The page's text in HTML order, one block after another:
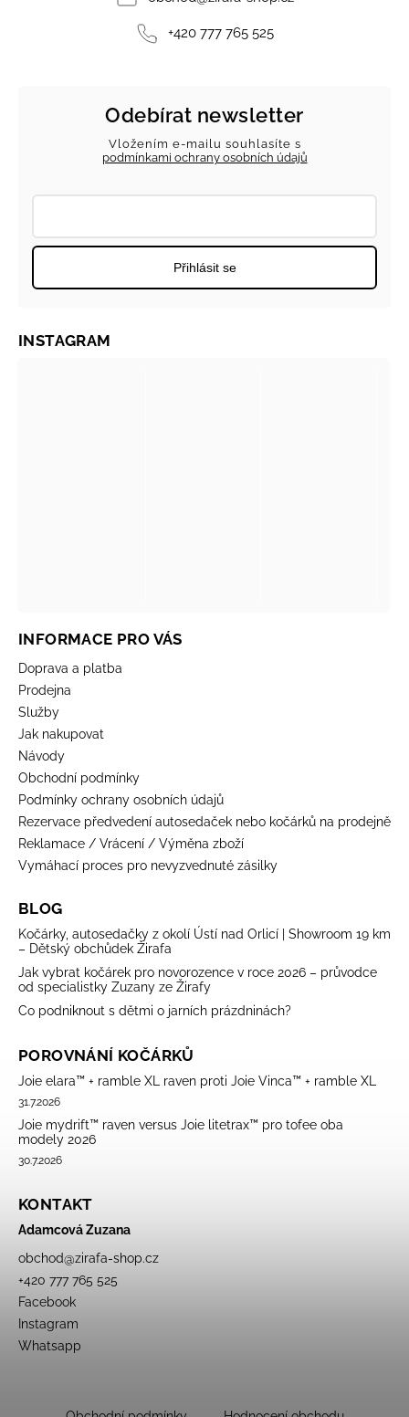
+420 777 765 525
Odebírat newsletter
Vložením e-mailu souhlasíte s
podmínkami ochrany osobních údajů
Přihlásit se
INFORMACE PRO VÁS
Doprava a platba
Prodejna
Služby
Jak nakupovat
Návody
Obchodní podmínky
Podmínky ochrany osobních údajů
Rezervace předvedení autosedaček nebo kočárků na prodejně
Reklamace / Vrácení / Výměna zboží
Vymáhací proces pro nevyzvednuté zásilky
BLOG
Kočárky, autosedačky z okolí Ústí nad Orlicí | Showroom 19 km
– Dětský obchůdek Žirafa
Jak vybrat kočárek pro novorozence v roce 2026 – průvodce
od specialistky Zuzany ze Žirafy
Co podniknout s dětmi o jarních prázdninách?
POROVNÁNÍ KOČÁRKŮ
Joie elara™ + ramble XL raven proti Joie Vinca™ + ramble XL
31.7.2026
Joie mydrift™ raven versus Joie litetrax™ pro tofee oba
modely 2026
30.7.2026
KONTAKT
Adamcová Zuzana
obchod@zirafa-shop.cz
+420 777 765 525
Facebook
Instagram
Whatsapp
INSTAGRAM